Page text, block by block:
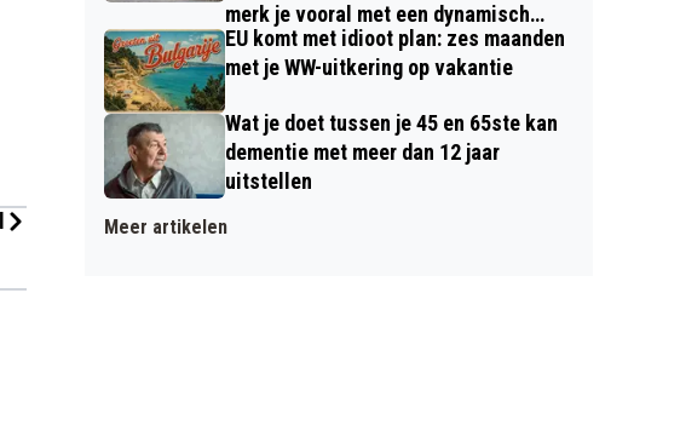
merk je vooral met een dynamisch
contract
EU komt met idioot plan: zes maanden
met je WW-uitkering op vakantie
Wat je doet tussen je 45 en 65ste kan
dementie met meer dan 12 jaar
uitstellen
Meer artikelen